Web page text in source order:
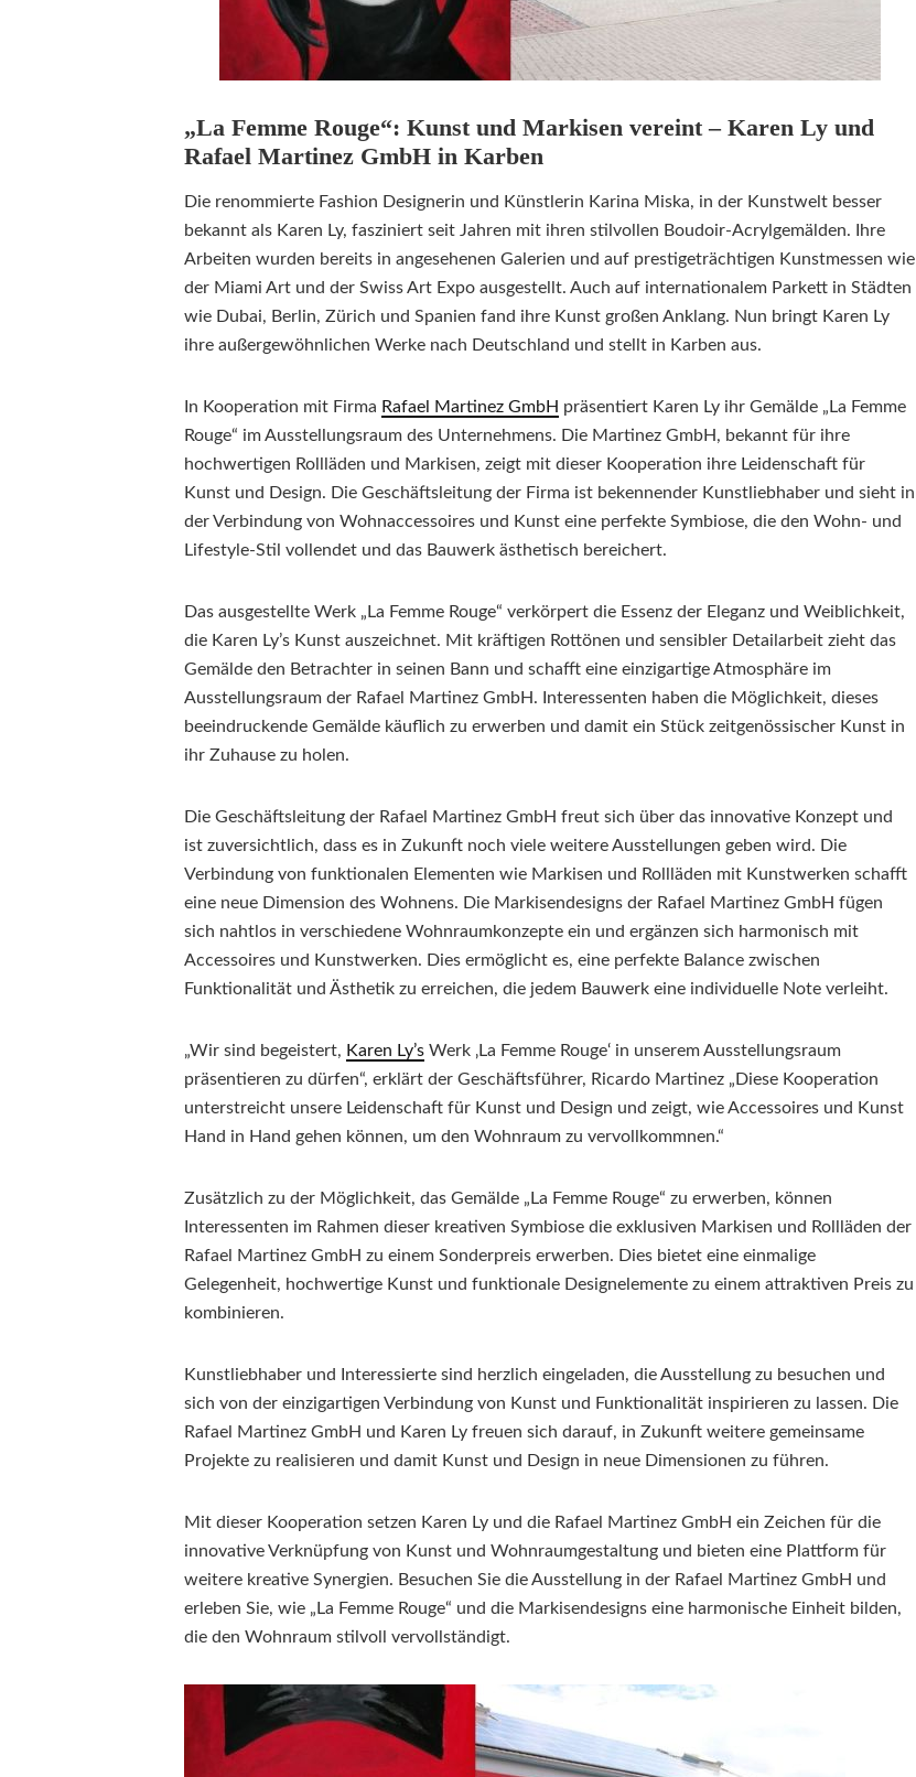
„La Femme Rouge“: Kunst und Markisen vereint – Karen Ly und
Rafael Martinez GmbH in Karben
Die renommierte Fashion Designerin und Künstlerin Karina Miska, in der Kunstwelt besser
bekannt als Karen Ly, fasziniert seit Jahren mit ihren stilvollen Boudoir-Acrylgemälden. Ihre
Arbeiten wurden bereits in angesehenen Galerien und auf prestigeträchtigen Kunstmessen wie
der Miami Art und der Swiss Art Expo ausgestellt. Auch auf internationalem Parkett in Städten
wie Dubai, Berlin, Zürich und Spanien fand ihre Kunst großen Anklang. Nun bringt Karen Ly
ihre außergewöhnlichen Werke nach Deutschland und stellt in Karben aus.
In Kooperation mit Firma Rafael Martinez GmbH präsentiert Karen Ly ihr Gemälde „La Femme
Rouge“ im Ausstellungsraum des Unternehmens. Die Martinez GmbH, bekannt für ihre
hochwertigen Rollläden und Markisen, zeigt mit dieser Kooperation ihre Leidenschaft für
Kunst und Design. Die Geschäftsleitung der Firma ist bekennender Kunstliebhaber und sieht in
der Verbindung von Wohnaccessoires und Kunst eine perfekte Symbiose, die den Wohn- und
Lifestyle-Stil vollendet und das Bauwerk ästhetisch bereichert.
Das ausgestellte Werk „La Femme Rouge“ verkörpert die Essenz der Eleganz und Weiblichkeit,
die Karen Ly’s Kunst auszeichnet. Mit kräftigen Rottönen und sensibler Detailarbeit zieht das
Gemälde den Betrachter in seinen Bann und schafft eine einzigartige Atmosphäre im
Ausstellungsraum der Rafael Martinez GmbH. Interessenten haben die Möglichkeit, dieses
beeindruckende Gemälde käuflich zu erwerben und damit ein Stück zeitgenössischer Kunst in
ihr Zuhause zu holen.
Die Geschäftsleitung der Rafael Martinez GmbH freut sich über das innovative Konzept und
ist zuversichtlich, dass es in Zukunft noch viele weitere Ausstellungen geben wird. Die
Verbindung von funktionalen Elementen wie Markisen und Rollläden mit Kunstwerken schafft
eine neue Dimension des Wohnens. Die Markisendesigns der Rafael Martinez GmbH fügen
sich nahtlos in verschiedene Wohnraumkonzepte ein und ergänzen sich harmonisch mit
Accessoires und Kunstwerken. Dies ermöglicht es, eine perfekte Balance zwischen
Funktionalität und Ästhetik zu erreichen, die jedem Bauwerk eine individuelle Note verleiht.
„Wir sind begeistert, Karen Ly’s Werk ‚La Femme Rouge‘ in unserem Ausstellungsraum
präsentieren zu dürfen“, erklärt der Geschäftsführer, Ricardo Martinez „Diese Kooperation
unterstreicht unsere Leidenschaft für Kunst und Design und zeigt, wie Accessoires und Kunst
Hand in Hand gehen können, um den Wohnraum zu vervollkommnen.“
Zusätzlich zu der Möglichkeit, das Gemälde „La Femme Rouge“ zu erwerben, können
Interessenten im Rahmen dieser kreativen Symbiose die exklusiven Markisen und Rollläden der
Rafael Martinez GmbH zu einem Sonderpreis erwerben. Dies bietet eine einmalige
Gelegenheit, hochwertige Kunst und funktionale Designelemente zu einem attraktiven Preis zu
kombinieren.
Kunstliebhaber und Interessierte sind herzlich eingeladen, die Ausstellung zu besuchen und
sich von der einzigartigen Verbindung von Kunst und Funktionalität inspirieren zu lassen. Die
Rafael Martinez GmbH und Karen Ly freuen sich darauf, in Zukunft weitere gemeinsame
Projekte zu realisieren und damit Kunst und Design in neue Dimensionen zu führen.
Mit dieser Kooperation setzen Karen Ly und die Rafael Martinez GmbH ein Zeichen für die
innovative Verknüpfung von Kunst und Wohnraumgestaltung und bieten eine Plattform für
weitere kreative Synergien. Besuchen Sie die Ausstellung in der Rafael Martinez GmbH und
erleben Sie, wie „La Femme Rouge“ und die Markisendesigns eine harmonische Einheit bilden,
die den Wohnraum stilvoll vervollständigt.